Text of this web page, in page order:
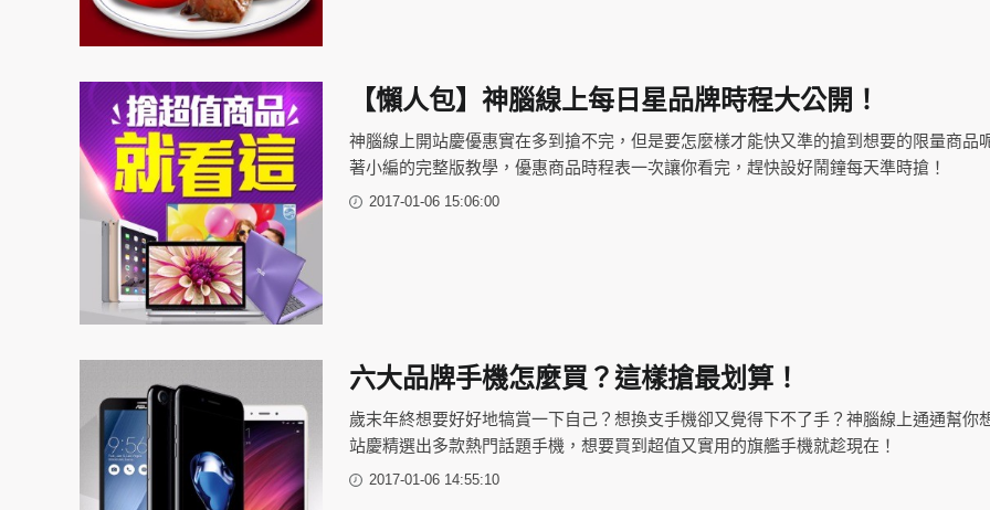
【懶人包】神腦線上每日星品牌時程大公開！
神腦線上開站慶優惠實在多到搶不完，但是要怎麼樣才能快又準的搶到想要的限量商品
著小編的完整版教學，優惠商品時程表一次讓你看完，趕快設好鬧鐘每天準時搶！
2017-01-06 15:06:00
六大品牌手機怎麼買？這樣搶最划算！
歲末年終想要好好地犒賞一下自己？想換支手機卻又覺得下不了手？神腦線上通通幫你
站慶精選出多款熱門話題手機，想要買到超值又實用的旗艦手機就趁現在！
2017-01-06 14:55:10